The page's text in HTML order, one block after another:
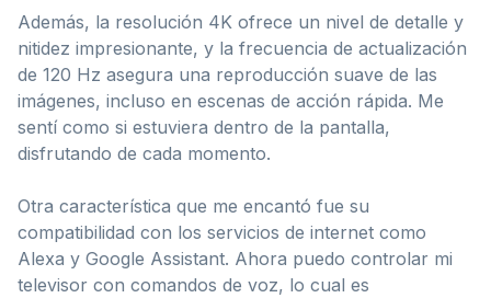
Además, la resolución 4K ofrece un nivel de detalle y
nitidez impresionante, y la frecuencia de actualización
de 120 Hz asegura una reproducción suave de las
imágenes, incluso en escenas de acción rápida. Me
sentí como si estuviera dentro de la pantalla,
disfrutando de cada momento.
Otra característica que me encantó fue su
compatibilidad con los servicios de internet como
Alexa y Google Assistant. Ahora puedo controlar mi
televisor con comandos de voz, lo cual es